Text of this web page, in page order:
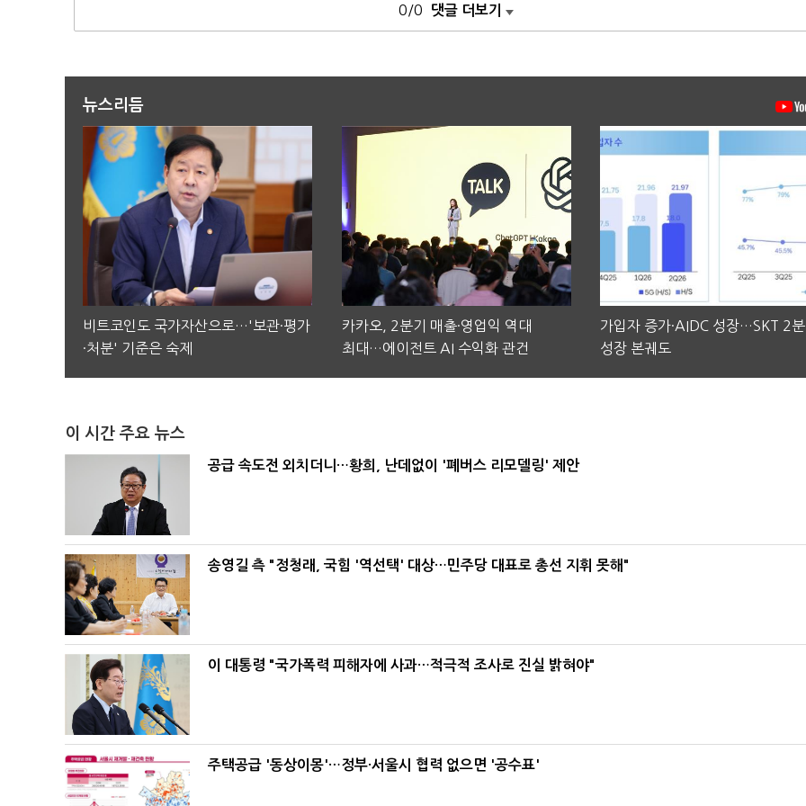
0/0 댓글 더보기
뉴스리듬
비트코인도 국가자산으로…'보관·평가
·처분' 기준은 숙제
카카오, 2분기 매출·영업익 역대
최대…에이전트 AI 수익화 관건
가입자 증가·AIDC 성장…SKT 2
성장 본궤도
이 시간 주요 뉴스
공급 속도전 외치더니…황희, 난데없이 '폐버스 리모델링' 제안
송영길 측 "정청래, 국힘 '역선택' 대상…민주당 대표로 총선 지휘 못해"
이 대통령 "국가폭력 피해자에 사과…적극적 조사로 진실 밝혀야"
주택공급 '동상이몽'…정부·서울시 협력 없으면 '공수표'